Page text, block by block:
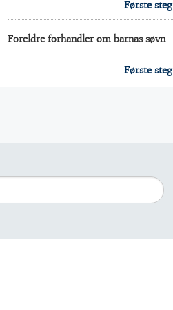
Første steg
Foreldre forhandler om barnas søvn
Første steg